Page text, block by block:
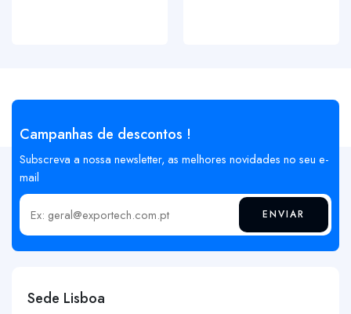
Campanhas de descontos !
Subscreva a nossa newsletter, as melhores novidades no seu e-
mail
Insira o seu email ENVIAR
Sede Lisboa